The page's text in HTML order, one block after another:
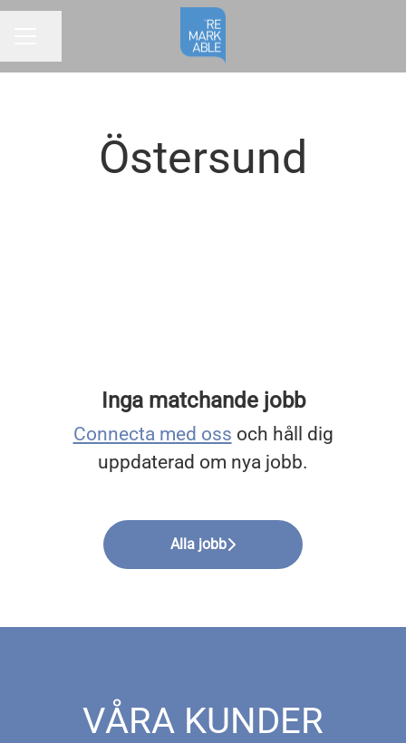
Östersund
Inga matchande jobb
Connecta med oss och håll dig
uppdaterad om nya jobb.
Alla jobb
VÅRA KUNDER